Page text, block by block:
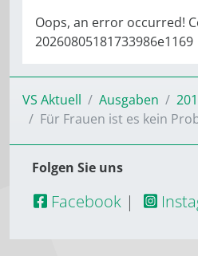
Oops, an error occurred!
20260805181733986e1169
VS Aktuell Ausgaben
Für Frauen ist es kein
Folgen Sie uns
Facebook |